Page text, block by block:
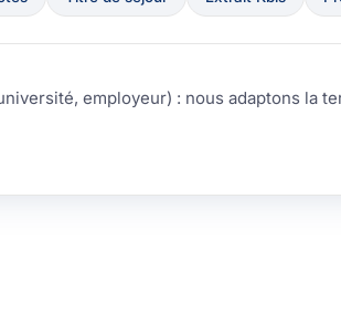
employeur) : nous adaptons la